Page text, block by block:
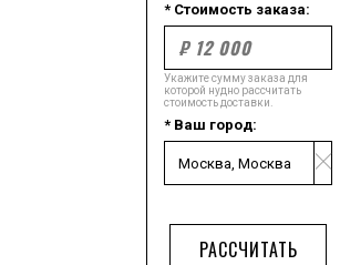
* Стоимость заказа:
Укажите сумму заказа для
которой нудно рассчитать
стоимость доставки.
* Ваш город:
РАССЧИТАТЬ